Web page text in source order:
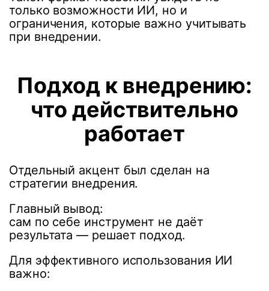
только возможности ИИ, но и
ограничения, которые важно учитывать
при внедрении.
Подход к внедрению:
что действительно
работает
Отдельный акцент был сделан на
стратегии внедрения.
Главный вывод:
сам по себе инструмент не даёт
результата — решает подход.
Для эффективного использования ИИ
важно: